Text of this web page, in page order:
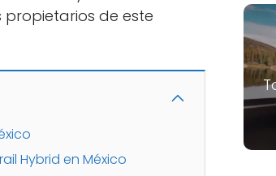
de este
Hybrid en México